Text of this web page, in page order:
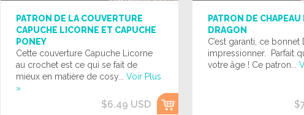
PATRON DE LA COUVERTURE
CAPUCHE LICORNE ET CAPUCHE
PONEY
Cette couverture Capuche Licorne
au crochet est ce qui se fait de
mieux en matière de cosy... Voir Plus
»
$6.49 USD
PATRON DE CHAPEAU
DRAGON
C’est garanti, ce bonnet
impressionner. Parfait
votre âge ! Ce patron...